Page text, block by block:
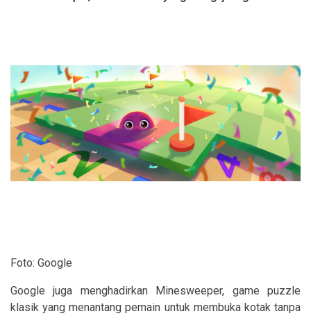
Foto: Google
Google juga menghadirkan Minesweeper, game puzzle
klasik yang menantang pemain untuk membuka kotak tanpa